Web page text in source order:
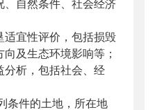
、自然条件、社会经济
宜性评价，包括损毁
及生态环境影响等；
析，包括社会、经
件的土地，所在地